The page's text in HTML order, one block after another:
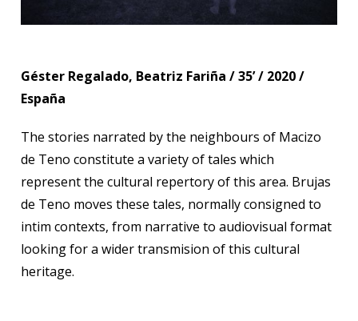
Géster Regalado, Beatriz Fariña / 35’ / 2020 /
España
The stories narrated by the neighbours of Macizo
de Teno constitute a variety of tales which
represent the cultural repertory of this area. Brujas
de Teno moves these tales, normally consigned to
intim contexts, from narrative to audiovisual format
looking for a wider transmision of this cultural
heritage.